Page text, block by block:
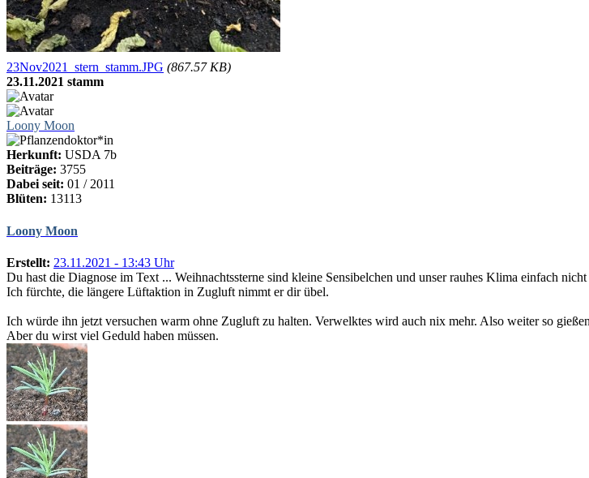
23Nov2021_stern_stamm.JPG (867.57 KB)
23.11.2021 stamm
Loony Moon
Herkunft: USDA 7b
Beiträge: 3755
Dabei seit: 01 / 2011
Blüten: 13113
Loony Moon
Erstellt: 23.11.2021 - 13:43 Uhr
Du hast die Diagnose im Text ... Weihnachtssterne sind kleine Sensibelchen und unser rauhes Klima einfach
Ich fürchte, die längere Lüftaktion in Zugluft nimmt er dir übel.
Ich würde ihn jetzt versuchen warm ohne Zugluft zu halten. Verwelktes wird auch nix mehr. Also weiter so
Aber du wirst viel Geduld haben müssen.